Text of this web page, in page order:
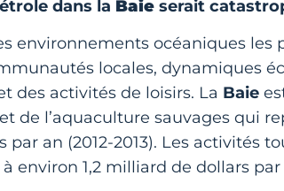
dans la Baie serait
environnements océaniques les
locales, dynamiques
des activités de loisirs. La Baie
de l’aquaculture sauvages qui
an (2012-2013). Les activités
environ 1,2 milliard de dollars par